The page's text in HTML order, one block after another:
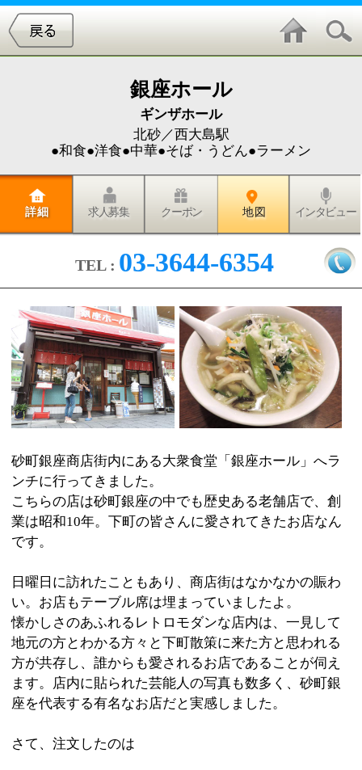
ギンザホール
北砂／西大島駅
●和食●洋食●中華●そば・うどん●ラーメン
求人募集 クーポン 地 図 インタビュー
03-3644-6354
砂町銀座商店街内にある大衆食堂「銀座ホール」へラ
ンチに行ってきました。
こちらの店は砂町銀座の中でも歴史ある老舗店で、創
業は昭和10年。下町の皆さんに愛されてきたお店なん
です。
日曜日に訪れたこともあり、商店街はなかなかの賑わ
い。お店もテーブル席は埋まっていましたよ。
地元の方とわかる方々と下町散策に来た方と思われる
方が共存し、誰からも愛されるお店であることが伺え
ます。店内に貼られた芸能人の写真も数多く、砂町銀
座を代表する有名なお店だと実感しました。
さて、注文したのは
フトクリームなどなど
一番人気の「野菜たっぷりたんめん」はその名のとお
り、野菜たっぷりで麺もコシがあり、美味しかったで
す。
「牛肉ピーマンごはん」はご飯の上に牛肉とピーマン
の炒め物がのったワンプレートもの。細かく切れた麺
（そば）も一緒に炒められており、濃いめの味付けが
ご飯と良く合っていましたよ。
「巴焼」は今川焼を小判の形にしたものだとイメージ